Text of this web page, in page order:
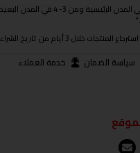
ومن 3- 4 في المدن البعيدة.
أيام من تاريخ الشراء بكل سهولة."
سياسة الضمان خدمة العملاء